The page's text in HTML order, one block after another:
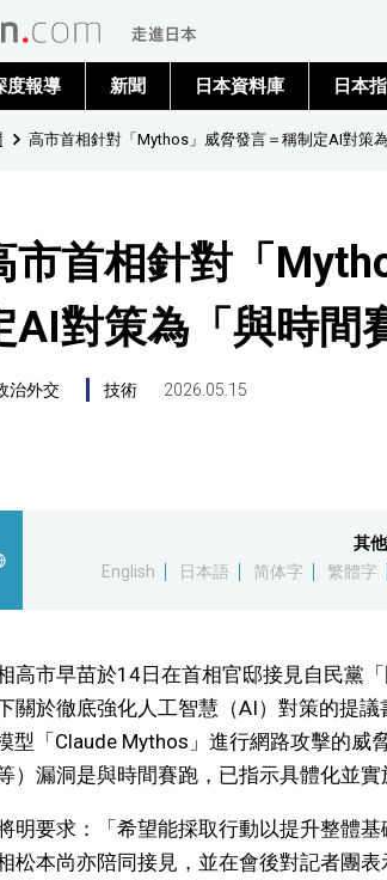
度報導 新聞 日本資料庫 日本
高市首相針對「Mythos」威脅發言＝稱制定AI對策
市首相針對「
AI對策為「與時間
治外交 技術 2026.05.15
其
English
日本語 简体字 繁體字
高市早苗於14日在首相官邸接見自民黨
關於徹底強化人工智慧（AI）對策的提
型「Claude Mythos」進行網路攻擊的威
）漏洞是與時間賽跑，已指示具體化並實
明要求：「希望能採取行動以提升整體
松本尚亦陪同接見，並在會後對記者團表